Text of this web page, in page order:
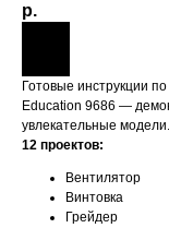
р.
Готовые инструкции
Education 9686 —
увлекательные модели.
12 проектов:
Вентилятор
Винтовка
Грейдер